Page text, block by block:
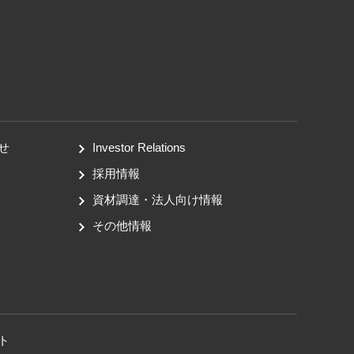
Investor Relations
採用情報
資材調達・法人向け情報
その他情報